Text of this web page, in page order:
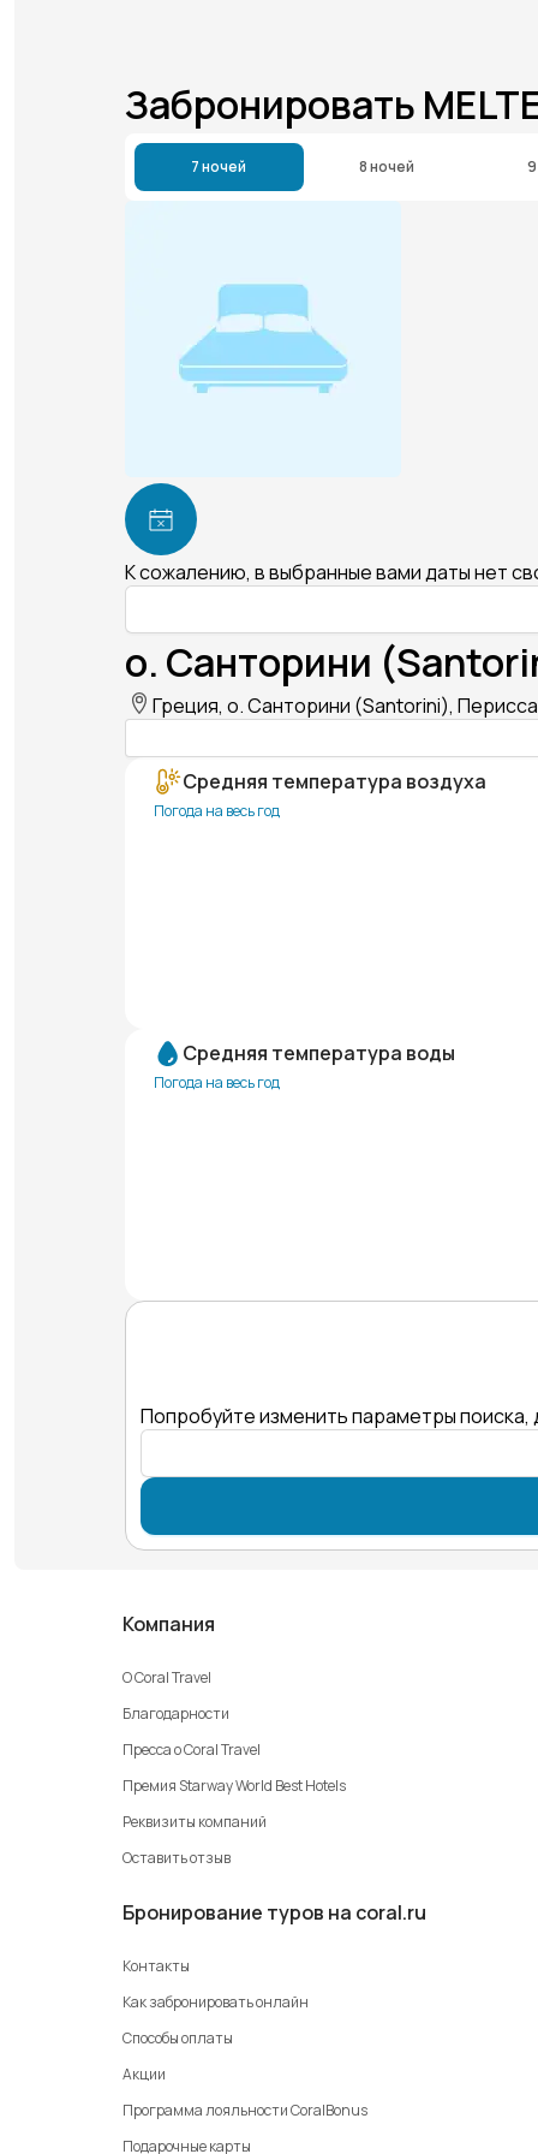
Забронировать
7 ночей 8 ночей
К сожалению, в выбранные вами даты нет
о. Санторини
Греция, о. Санторини (Santorini),
Средняя температура воздуха
Погода на весь год
Средняя температура воды
Погода на весь год
Попробуйте изменить параметры
Компания
О Coral Travel
Благодарности
Пресса о Coral Travel
Премия Starway World Best Hotels
Реквизиты компаний
Оставить отзыв
Бронирование туров на coral.ru
Контакты
Как забронировать онлайн
Способы оплаты
Акции
Программа лояльности CoralBonus
Подарочные карты